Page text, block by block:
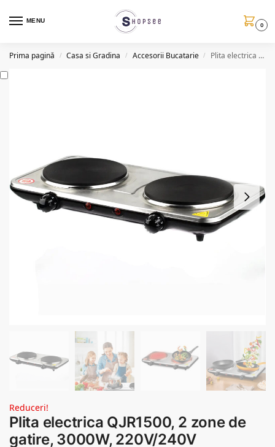
MENU
0
Prima pagină / Casa si Gradina / Accesorii Bucatarie / Plita electrica QJR1500, 2 zone de gatire, 3000W, 220V/240V
Reduceri!
Plita electrica QJR1500, 2 zone de
gatire, 3000W, 220V/240V